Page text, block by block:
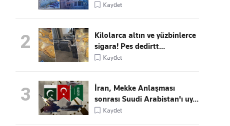
Kaydet
2
Kilolarca altın ve yüzbinlerce
sigara! Pes dedirtt...
Kaydet
3
İran, Mekke Anlaşması
sonrası Suudi Arabistan'ı uy...
Kaydet